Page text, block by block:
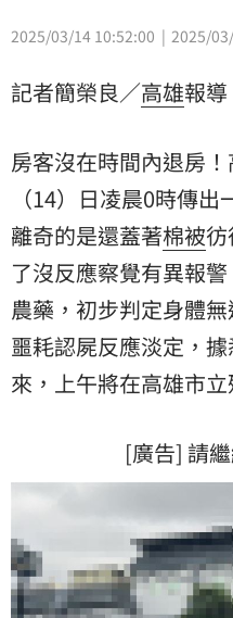
2025/03/14 10:52:00 2025/
記者簡榮良／高雄報導
房客沒在時間內退房
（14）日凌晨0時傳
離奇的是還蓋著棉被
了沒反應察覺有異報
農藥 ，初步判定身體
噩耗認屍反應淡定，
來，上午將在高雄市
[廣告] 請